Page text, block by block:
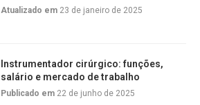
Atualizado em 23 de janeiro de 2025
Instrumentador cirúrgico: funções,
salário e mercado de trabalho
Publicado em 22 de junho de 2025